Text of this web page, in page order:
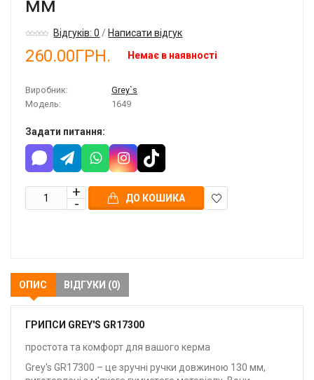
Відгуків: 0 /Написати відгук
260.00ГРН. Немає в наявності
Виробник:
Grey`s
Модель:
1649
Задати питання:
ДО КОШИКА
ОПИС ВІДГУКИ (0)
ГРИПСИ GREY'S GR17300
простота та комфорт для вашого керма
Grey's GR17300 – це зручні ручки довжиною 130 мм,